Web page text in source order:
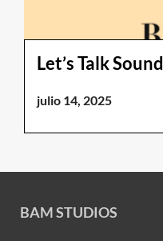
Let’s Talk Sound
julio 14, 2025
BAM STUDIOS